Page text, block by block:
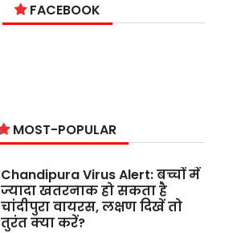
FACEBOOK
MOST-POPULAR
Chandipura Virus Alert: बच्चों में
ज्यादा खतरनाक हो सकता है
चांदीपुरा वायरस, लक्षण दिखें तो
तुरंत क्या करें?